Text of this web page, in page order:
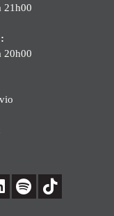
21h00
20h00